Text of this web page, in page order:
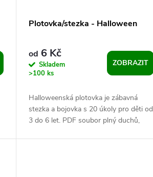
Plotovka/stezka - Halloween
od 6 Kč
Skladem
>100 ks
ZOBRAZIT
Halloweenská plotovka je zábavná
stezka a bojovka s 20 úkoly pro děti od
3 do 6 let. PDF soubor plný duchů,